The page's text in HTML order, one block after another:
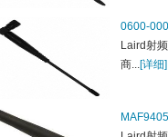
0600-
Laird射
商...[详细]